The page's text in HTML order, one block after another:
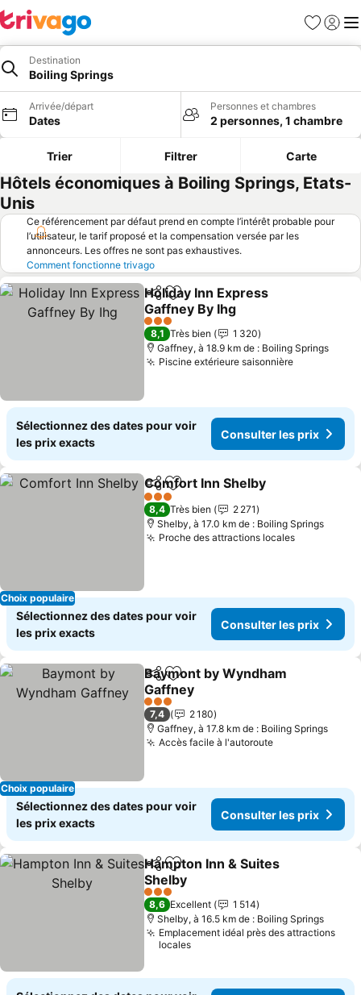
Favoris
Se
Destination
Boiling Springs
Arrivée/départ
Dates
Personnes et chambres
2 personnes, 1 chambre
Trier Filtrer Carte
Hôtels économiques à Boiling Springs, Etats-
Unis
Ce référencement par défaut prend en compte l’intérêt probable pour
l’utilisateur, le tarif proposé et la compensation versée par les
annonceurs. Les offres ne sont pas exhaustives.
Comment fonctionne trivago
PartagerAjouter à mes favoris
Holiday Inn Express
Gaffney By Ihg
3 Étoiles
8,1 Très bien
1 320
Gaffney, à 18.9 km de : Boiling Springs
Piscine extérieure saisonnière
Sélectionnez des dates pour voir
les prix exacts
Consulter les prix
Choix populaire
PartagerAjouter à mes favoris
Comfort Inn Shelby
3 Étoiles
8,4 Très bien
2 271
Shelby, à 17.0 km de : Boiling Springs
Proche des attractions locales
Sélectionnez des dates pour voir
les prix exacts
Consulter les prix
Choix populaire
PartagerAjouter à mes favoris
Baymont by Wyndham
Gaffney
3 Étoiles
7,4
2 180
Gaffney, à 17.8 km de : Boiling Springs
Accès facile à l'autoroute
Sélectionnez des dates pour voir
les prix exacts
Consulter les prix
PartagerAjouter à mes favoris
Hampton Inn & Suites
Shelby
3 Étoiles
8,6 Excellent
1 514
Shelby, à 16.5 km de : Boiling Springs
Emplacement idéal près des attractions
locales